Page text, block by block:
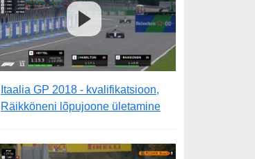
Itaalia GP 2018 - kvalifikatsioon,
Räikköneni lõpujoone ületamine